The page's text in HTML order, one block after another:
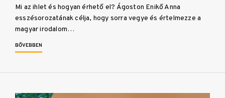
Mi az ihlet és hogyan érhető el? Ágoston Enikő Anna
esszésorozatának célja, hogy sorra vegye és értelmezze a
magyar irodalom…
BŐVEBBEN